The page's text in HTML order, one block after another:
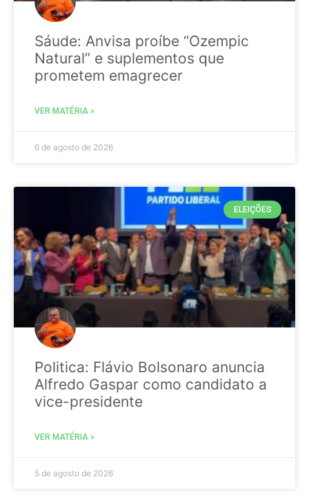
Sáude: Anvisa proíbe “Ozempic
Natural” e suplementos que
prometem emagrecer
VER MATÉRIA »
6 de agosto de 2026
ELEIÇÕES
Politica: Flávio Bolsonaro anuncia
Alfredo Gaspar como candidato a
vice-presidente
VER MATÉRIA »
5 de agosto de 2026